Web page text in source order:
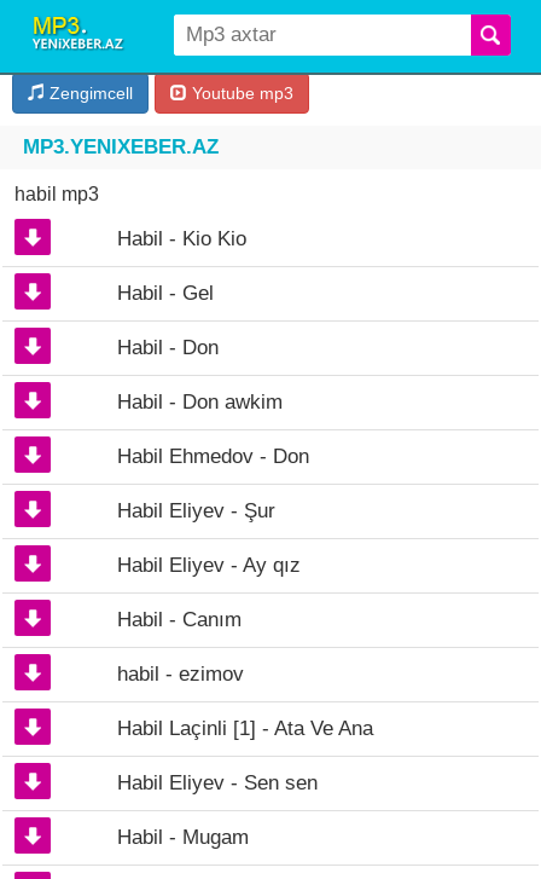
Zengimcell Youtube mp3
MP3.YENIXEBER.AZ
habil mp3
Habil - Kio Kio
Habil - Gel
Habil - Don
Habil - Don awkim
Habil Ehmedov - Don
Habil Eliyev - Şur
Habil Eliyev - Ay qız
Habil - Canım
habil - ezimov
Habil Laçinli [1] - Ata Ve Ana
Habil Eliyev - Sen sen
Habil - Mugam